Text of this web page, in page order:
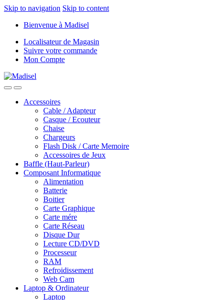
Skip to navigation Skip to content
Bienvenue à Madisel
Localisateur de Magasin
Suivre votre commande
Mon Compte
Accessoires
Cable / Adapteur
Casque / Ecouteur
Chaise
Chargeurs
Flash Disk / Carte Memoire
Accessoires de Jeux
Baffle (Haut-Parleur)
Composant Informatique
Alimentation
Batterie
Boitier
Carte Graphique
Carte mére
Carte Réseau
Disque Dur
Lecture CD/DVD
Processeur
RAM
Refroidissement
Web Cam
Laptop & Ordinateur
Laptop